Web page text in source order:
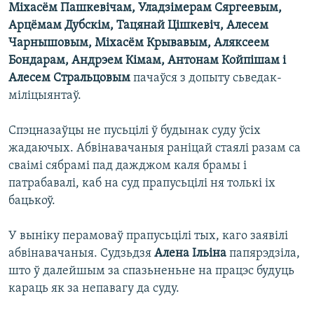
Міхасём Пашкевічам, Уладзімерам Сяргеевым,
Арцёмам Дубскім, Тацянай Цішкевіч, Алесем
Чарнышовым, Міхасём Крывавым, Аляксеем
Бондарам, Андрэем Кімам, Антонам Койпішам і
Алесем Стральцовым пачаўся з допыту сьведак-
міліцыянтаў.
Спэцназаўцы не пусьцілі ў будынак суду ўсіх
жадаючых. Абвінавачаныя раніцай стаялі разам са
сваімі сябрамі пад дажджом каля брамы і
патрабавалі, каб на суд прапусьцілі ня толькі іх
бацькоў.
У выніку перамоваў прапусьцілі тых, каго заявілі
абвінавачаныя. Судзьдзя Алена Ільіна папярэдзіла,
што ў далейшым за спазьненьне на працэс будуць
караць як за непавагу да суду.